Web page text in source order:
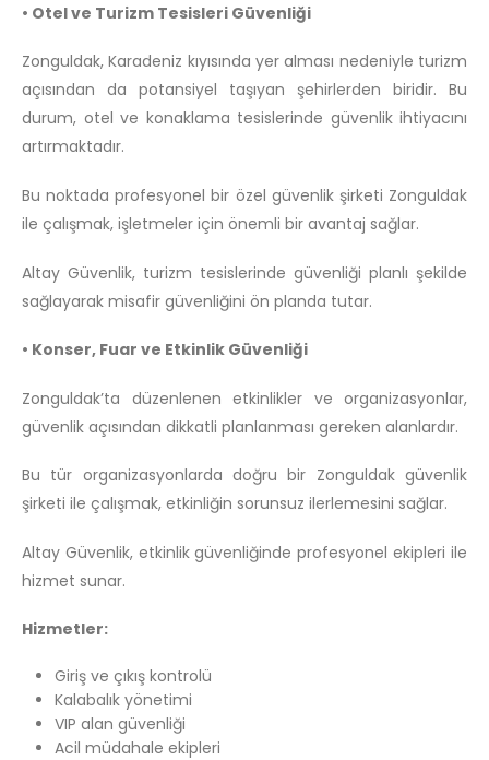
• Otel ve Turizm Tesisleri Güvenliği
Zonguldak, Karadeniz kıyısında yer alması nedeniyle turizm
açısından da potansiyel taşıyan şehirlerden biridir. Bu
durum, otel ve konaklama tesislerinde güvenlik ihtiyacını
artırmaktadır.
Bu noktada profesyonel bir özel güvenlik şirketi Zonguldak
ile çalışmak, işletmeler için önemli bir avantaj sağlar.
Altay Güvenlik, turizm tesislerinde güvenliği planlı şekilde
sağlayarak misafir güvenliğini ön planda tutar.
• Konser, Fuar ve Etkinlik Güvenliği
Zonguldak’ta düzenlenen etkinlikler ve organizasyonlar,
güvenlik açısından dikkatli planlanması gereken alanlardır.
Bu tür organizasyonlarda doğru bir Zonguldak güvenlik
şirketi ile çalışmak, etkinliğin sorunsuz ilerlemesini sağlar.
Altay Güvenlik, etkinlik güvenliğinde profesyonel ekipleri ile
hizmet sunar.
Hizmetler:
Giriş ve çıkış kontrolü
Kalabalık yönetimi
VIP alan güvenliği
Acil müdahale ekipleri